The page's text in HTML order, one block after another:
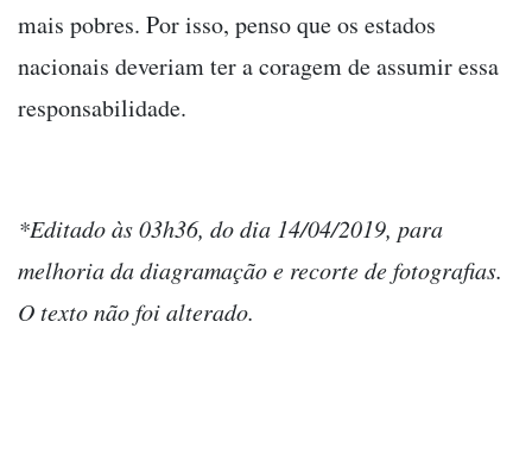
mais pobres. Por isso, penso que os estados
nacionais deveriam ter a coragem de assumir essa
responsabilidade.
*Editado às 03h36, do dia 14/04/2019, para
melhoria da diagramação e recorte de fotografias.
O texto não foi alterado.